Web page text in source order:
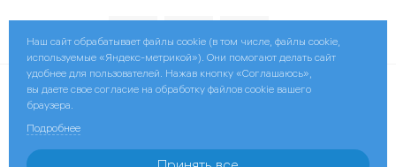
© 2026 Gazprom International
Limited
Наш сайт обрабатывает файлы cookie (в том числе, файлы cookie,
используемые «Яндекс-метрикой»). Они помогают делать сайт
удобнее для пользователей. Нажав кнопку «Соглашаюсь»,
вы даете свое согласие на обработку файлов cookie вашего
браузера.
Подробнее